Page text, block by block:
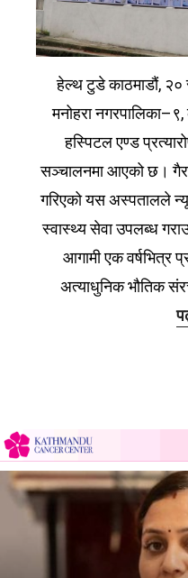
हेल्थ टुडे काठमाडौं, २०
मनोहरा नगरपालिका–९,
हस्पिटल एण्ड
सञ्चालनमा आएको छ।
गरिएको यस अस्पतालले
स्वास्थ्य सेवा उपलब्ध
आगामी एक वर्षभित्र
अत्याधुनिक भौतिक